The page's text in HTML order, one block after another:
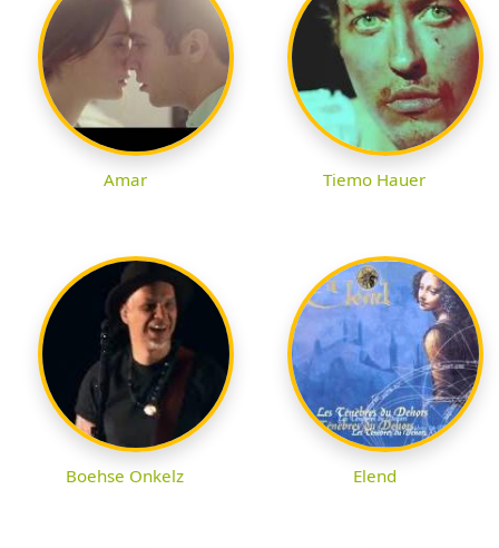
Amar Tiemo Hauer
Boehse Onkelz Elend